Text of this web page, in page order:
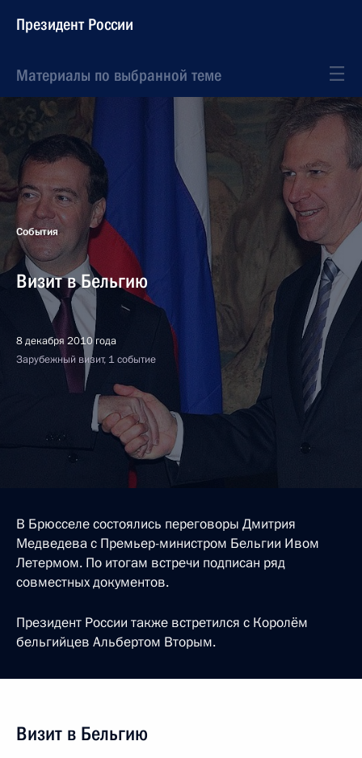
Президент России
Материалы по выбранной теме
События
Визит в Бельгию
8 декабря 2010 года
Зарубежный визит, 1 событие
В Брюсселе состоялись переговоры Дмитрия
Медведева с Премьер-министром Бельгии Ивом
Летермом. По итогам встречи подписан ряд
совместных документов.
Президент России также встретился с Королём
бельгийцев Альбертом Вторым.
Визит в Бельгию